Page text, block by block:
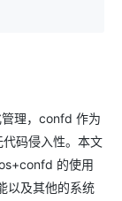
理，confd 作为
码侵入性。本文
的使用
以及其他的系统